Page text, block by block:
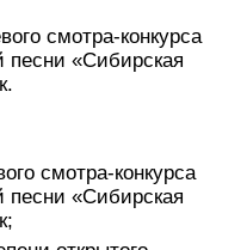
смотра-конкурса
песни «Сибирская
смотра-конкурса
песни «Сибирская